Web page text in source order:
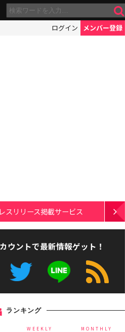
ログイン メンバー登録
スリリース掲載サービス
ウントで最新情報ゲット！
ランキング
WEEKLY MONTHLY